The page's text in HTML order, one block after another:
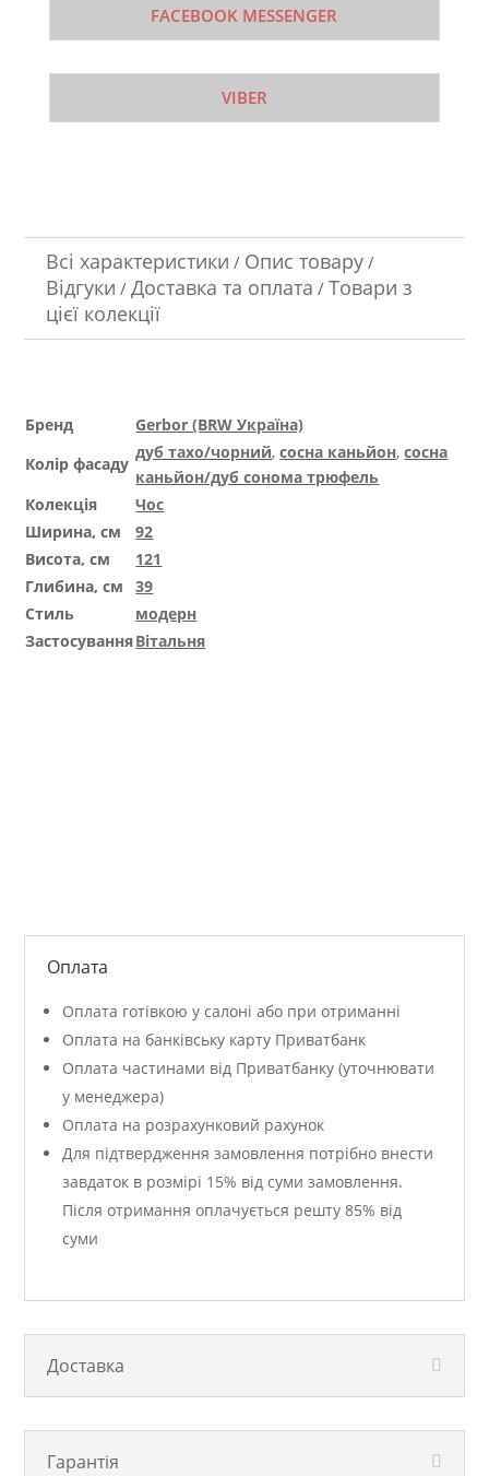
FACEBOOK MESSENGER
VIBER
Всі характеристики / Опис товару /
Відгуки /Доставка та оплата /Товари з
цієї колекції
Бренд
Gerbor (BRW Україна)
Колір фасаду
дуб тахо/чорний,сосна каньйон,сосна
каньйон/дуб сонома трюфель
Колекція
Чос
Ширина, см
92
Висота, см
121
Глибина, см
39
Стиль
модерн
ЗастосуванняВітальня
Оплата
Оплата готівкою у салоні або при отриманні
Оплата на банківську карту Приватбанк
Оплата частинами від Приватбанку (уточнювати
у менеджера)
Оплата на розрахунковий рахунок
Для підтвердження замовлення потрібно внести
завдаток в розмірі 15% від суми замовлення.
Після отримання оплачується решту 85% від
суми
Доставка
Гарантія